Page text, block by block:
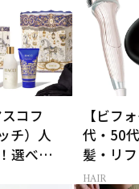
コフ
チ）人
選べる
【ビフ
代・50
髪・リ
最新ヘア
HAIR